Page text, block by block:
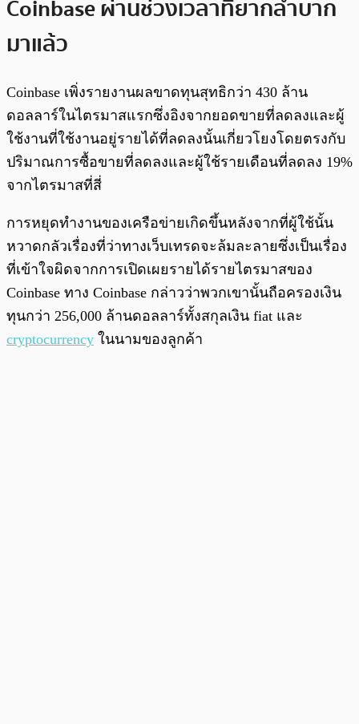
Coinbase ผ่านช่วงเวลาที่ยากลำบาก
มาแล้ว
Coinbase เพิ่งรายงานผลขาดทุนสุทธิกว่า 430 ล้าน
ดอลลาร์ในไตรมาสแรกซึ่งอิงจากยอดขายที่ลดลงและผู้
ใช้งานที่ใช้งานอยู่รายได้ที่ลดลงนั้นเกี่ยวโยงโดยตรงกับ
ปริมาณการซื้อขายที่ลดลงและผู้ใช้รายเดือนที่ลดลง 19%
จากไตรมาสที่สี่
การหยุดทำงานของเครือข่ายเกิดขึ้นหลังจากที่ผู้ใช้นั้น
หวาดกลัวเรื่องที่ว่าทางเว็บเทรดจะล้มละลายซึ่งเป็นเรื่อง
ที่เข้าใจผิดจากการเปิดเผยรายได้รายไตรมาสของ
Coinbase ทาง Coinbase กล่าวว่าพวกเขานั้นถือครองเงิน
ทุนกว่า 256,000 ล้านดอลลาร์ทั้งสกุลเงิน fiat และ
cryptocurrency ในนามของลูกค้า